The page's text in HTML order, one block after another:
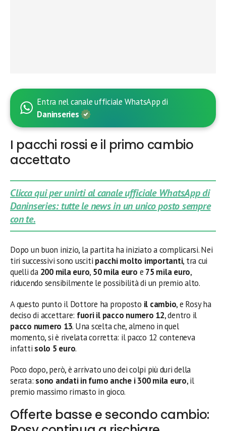
Entra nel canale ufficiale WhatsApp di
Daninseries
I pacchi rossi e il primo cambio
accettato
Clicca qui per unirti al canale ufficiale WhatsApp di
Daninseries: tutte le news in un unico posto sempre
con te.
Dopo un buon inizio, la partita ha iniziato a complicarsi. Nei
tiri successivi sono usciti pacchi molto importanti, tra cui
quelli da 200 mila euro, 50 mila euro e 75 mila euro,
riducendo sensibilmente le possibilità di un premio alto.
A questo punto il Dottore ha proposto il cambio, e Rosy ha
deciso di accettare: fuori il pacco numero 12, dentro il
pacco numero 13. Una scelta che, almeno in quel
momento, si è rivelata corretta: il pacco 12 conteneva
infatti solo 5 euro.
Poco dopo, però, è arrivato uno dei colpi più duri della
serata: sono andati in fumo anche i 300 mila euro, il
premio massimo rimasto in gioco.
Offerte basse e secondo cambio: